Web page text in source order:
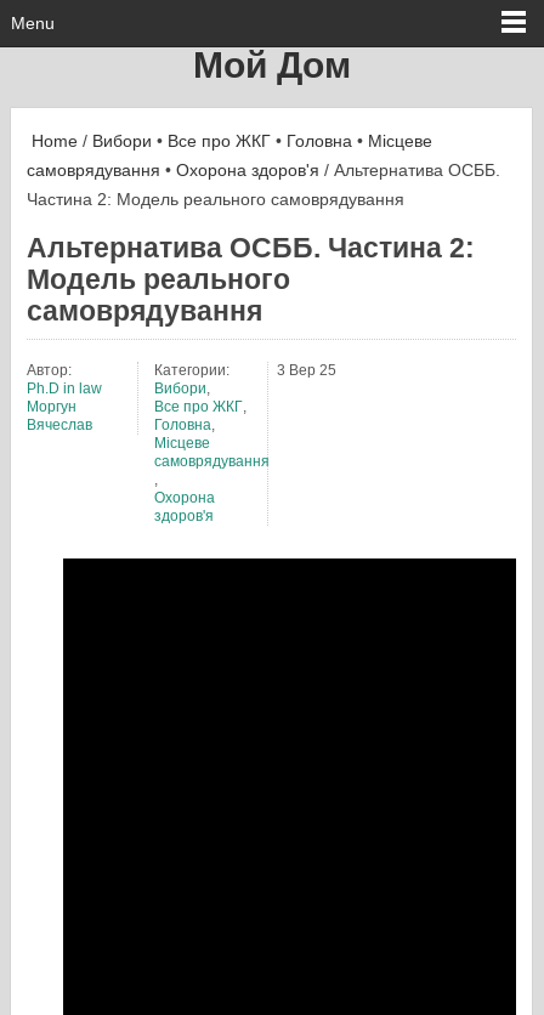
Menu
Мой Дом
Home / Вибори • Все про ЖКГ • Головна • Місцеве
самоврядування •Охорона здоров'я / Альтернатива ОСББ.
Частина 2: Модель реального самоврядування
Альтернатива ОСББ. Частина 2:
Модель реального
самоврядування
Автор:
Ph.D in law
Моргун
Вячеслав
Категории:
Вибори,
Все про ЖКГ,
Головна,
Місцеве
самоврядування
,
Охорона
здоров'я
3 Вер 25